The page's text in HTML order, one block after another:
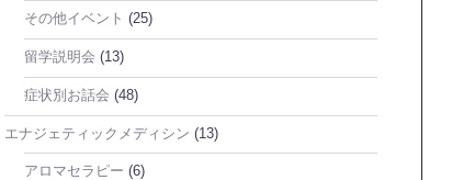
その他イベント (25)
留学説明会 (13)
症状別お話会 (48)
エナジェティックメディシン (13)
アロマセラピー (6)